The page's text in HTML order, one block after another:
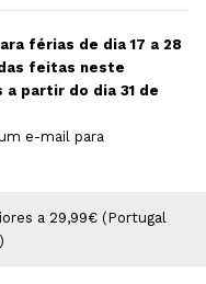
férias de dia 17 a 28
feitas neste
partir do dia 31 de
e-mail para
a 29,99€ (Portugal